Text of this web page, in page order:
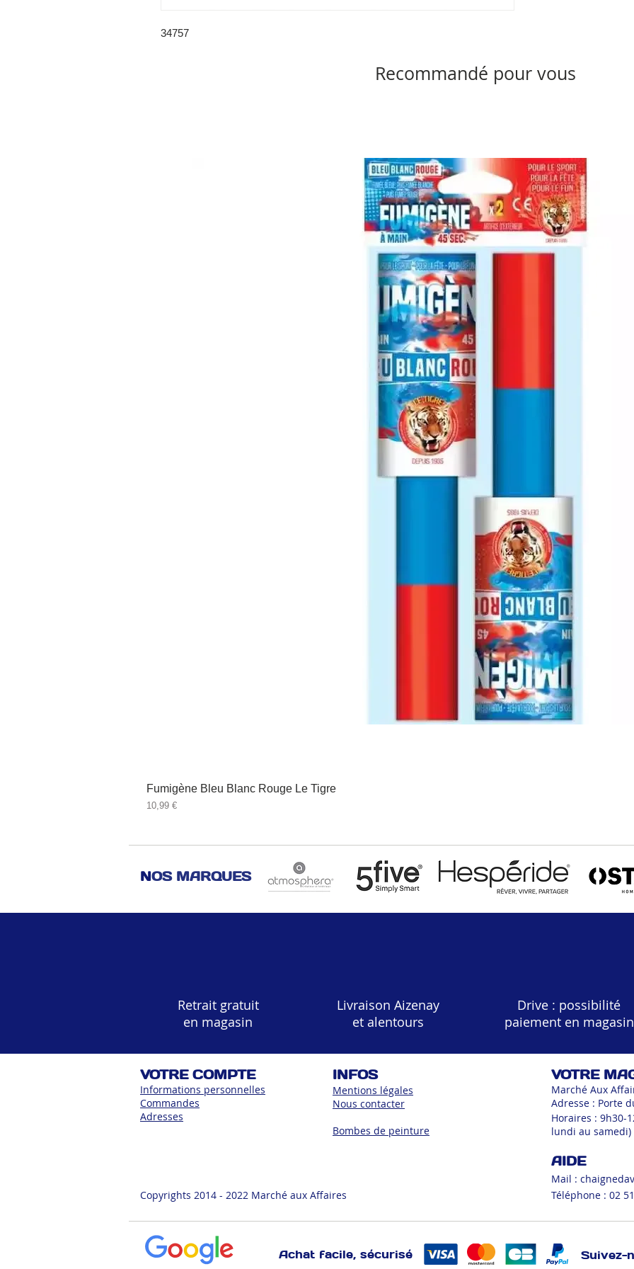
34757
Recommandé pour vous
Fumigène Bleu Blanc Rouge Le Tigre
Prix
10,99 €
NOS MARQUES
Retrait gratuit
en magasin
Livraison Aizenay
et alentours
Drive : possibilité
paiement en magasin
VOTRE COMPTE
Informations personnelles
Commandes
Adresses
INFOS
Mentions légales
Nous contacter
Bombes de peinture
Copyrights 2014 - 2022 Marché aux Affaires
VOTRE
Marché Aux
Adresse : Porte
Horaires : 9h30-
lundi au samedi)
AIDE
Mail :
Téléphone : 02
Achat facile, sécurisé Suivez-